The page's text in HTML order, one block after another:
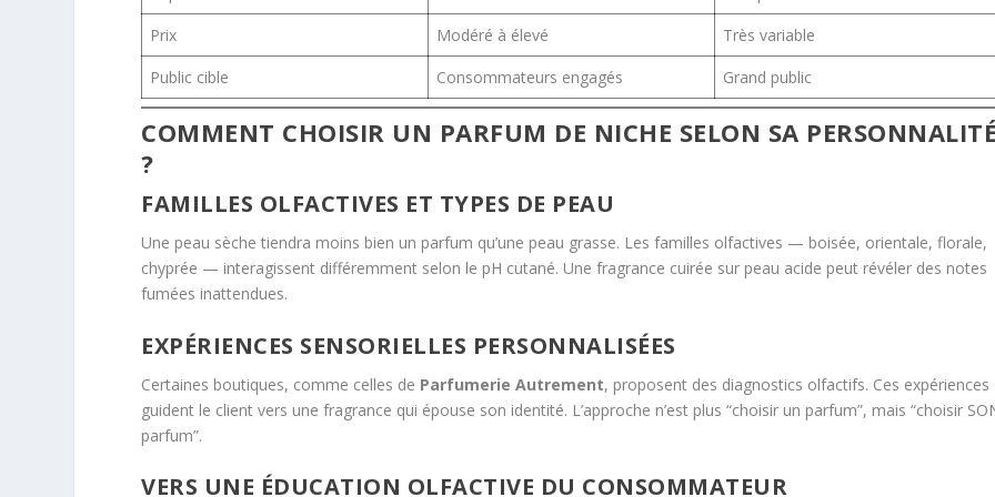
Prix
Modéré à élevé
Très variable
Public cible
Consommateurs engagés Grand public
COMMENT CHOISIR UN PARFUM DE NICHE SELON SA
?
FAMILLES OLFACTIVES ET TYPES DE PEAU
Une peau sèche tiendra moins bien un parfum qu’une peau grasse. Les familles olfactives — boisée, orientale, florale,
chyprée — interagissent différemment selon le pH cutané. Une fragrance cuirée sur peau acide peut révéler des notes
fumées inattendues.
EXPÉRIENCES SENSORIELLES PERSONNALISÉES
Certaines boutiques, comme celles de Parfumerie Autrement, proposent des diagnostics olfactifs. Ces expériences
guident le client vers une fragrance qui épouse son identité. L’approche n’est plus “choisir un parfum”, mais “choisir
parfum”.
VERS UNE ÉDUCATION OLFACTIVE DU CONSOMMATEUR